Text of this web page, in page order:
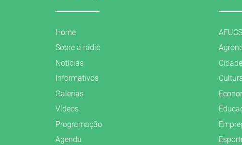
Home
Sobre a rádio
Notícias
Informativos
Galerias
Vídeos
Programação
Agenda
AFUCS